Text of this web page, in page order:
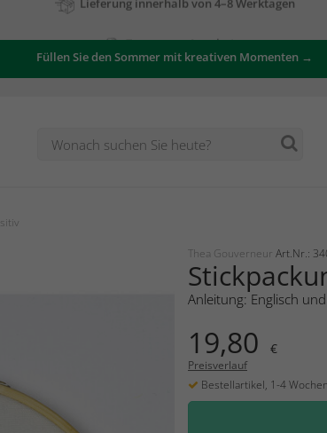
Füllen Sie den Sommer mit kreativen Momenten →
Thea Gouverneur Art.Nr.:
Anleitung: Englisch
19,80 €
Preisverlauf
Bestellartikel, 1-4